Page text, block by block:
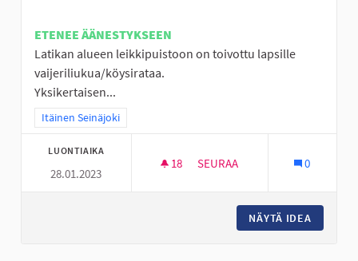
ETENEE ÄÄNESTYKSEEN
Latikan alueen leikkipuistoon on toivottu lapsille
vaijeriliukua/köysirataa.
Yksikertaisen...
Rajaa tulokset teeman mukaan: Itäinen Seinäjoki
Itäinen Seinäjoki
LUONTIAIKA
28.01.2023
18 18 SEURAAJAA
SEURAA 0
NÄYTÄ IDEA